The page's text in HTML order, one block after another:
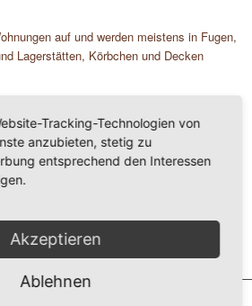
auf und werden meistens in Fugen,
Lagerstätten, Körbchen und Decken
Tracking-Technologien von
anzubieten, stetig zu
entsprechend den Interessen
Akzeptieren
Ablehnen